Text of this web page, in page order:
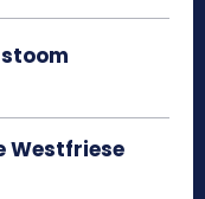
Westfriese